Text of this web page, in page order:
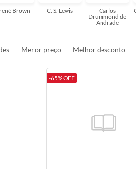
Brown C. S. Lewis
Carlos
Drummond de
Andrade
Menor preço Melhor desconto
-65% OFF